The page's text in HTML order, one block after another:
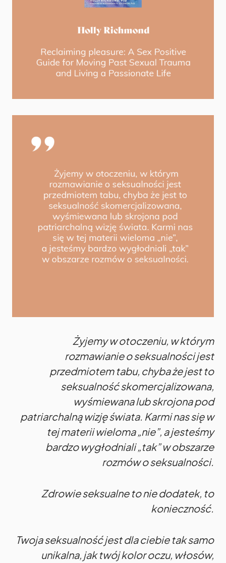
Żyjemy w otoczeniu, w którym
rozmawianie o seksualności jest
przedmiotem tabu, chyba że jest to
seksualność skomercjalizowana,
wyśmiewana lub skrojona pod
patriarchalną wizję świata. Karmi nas się w
tej materii wieloma „nie”, a jesteśmy
bardzo wygłodniali „tak” w obszarze
rozmów o seksualności.
Zdrowie seksualne to nie dodatek, to
konieczność.
Twoja seksualność jest dla ciebie tak samo
unikalna, jak twój kolor oczu, włosów,